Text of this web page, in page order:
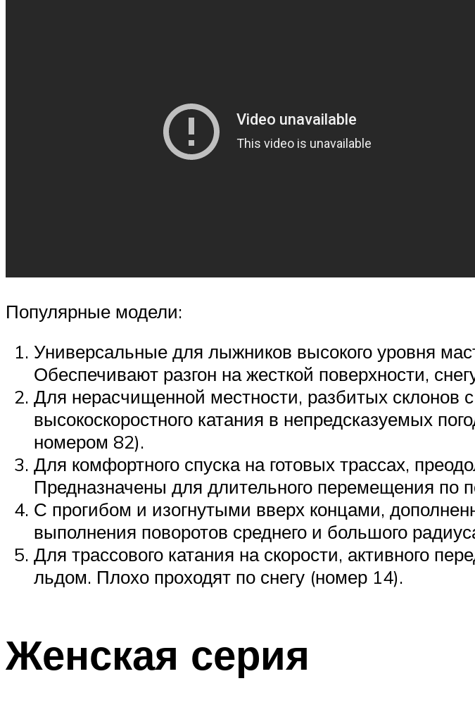
Популярные модели:
Универсальные для лыжников высокого уровня
Обеспечивают разгон на жесткой поверхности,
Для нерасчищенной местности, разбитых склонов
высокоскоростного катания в непредсказуемых
номером 82).
Для комфортного спуска на готовых трассах,
Предназначены для длительного перемещения по
С прогибом и изогнутыми вверх концами,
выполнения поворотов среднего и большого
Для трассового катания на скорости, активного
льдом. Плохо проходят по снегу (номер 14).
Женская серия